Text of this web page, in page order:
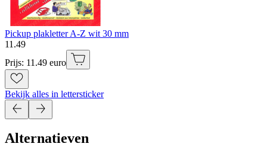
Pickup plakletter A-Z wit 30 mm
11 .49
Prijs: 11.49 euro
Bekijk alles in lettersticker
Alternatieven